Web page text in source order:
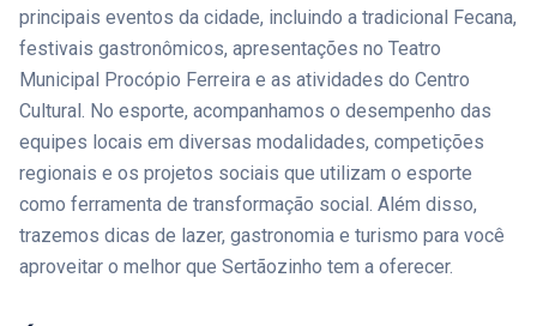
principais eventos da cidade, incluindo a tradicional Fecana,
festivais gastronômicos, apresentações no Teatro
Municipal Procópio Ferreira e as atividades do Centro
Cultural. No esporte, acompanhamos o desempenho das
equipes locais em diversas modalidades, competições
regionais e os projetos sociais que utilizam o esporte
como ferramenta de transformação social. Além disso,
trazemos dicas de lazer, gastronomia e turismo para você
aproveitar o melhor que Sertãozinho tem a oferecer.